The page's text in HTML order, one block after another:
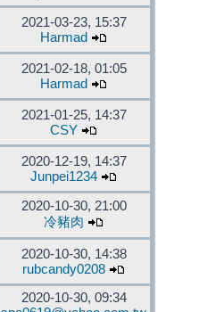
2021-03-23, 15:37
Harmad
2021-02-18, 01:05
Harmad
2021-01-25, 14:37
CSY
2020-12-19, 14:37
Junpei1234
2020-10-30, 21:00
冷豬肉
2020-10-30, 14:38
rubcandy0208
2020-10-30, 09:34